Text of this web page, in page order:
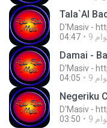
Tala`Al
D'Masiv -
04:47
Damai -
D'Masiv -
04:05
Negeriku
D'Masiv -
03:50